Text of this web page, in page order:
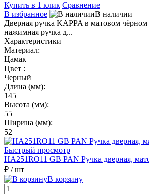
Купить в 1 клик Сравнение
В избранное
В наличии
Дверная ручка KAPPA в матовом
нажимная ручка д...
Характеристики
Материал:
Цамак
Цвет :
Черный
Длина (мм):
145
Высота (мм):
55
Ширина (мм):
52
Быстрый просмотр
HA251RO11 GB PAN Ручка дверная,
₽ / шт
В корзину